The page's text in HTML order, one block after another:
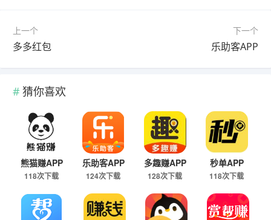
上一个
多多红包
下一个
乐助客APP
猜你喜欢
熊猫赚APP
118次下载
乐助客APP
124次下载
多趣赚APP
128次下载
秒单APP
118次下载